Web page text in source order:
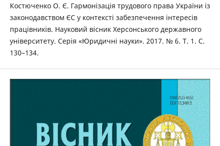
Костюченко О. Є. Гармонізація трудового права України із
законодавством ЄС у контексті забезпечення інтересів
працівників. Науковий вісник Херсонського державного
університету. Серія «Юридичні науки». 2017. № 6. Т. 1. С.
130–134.